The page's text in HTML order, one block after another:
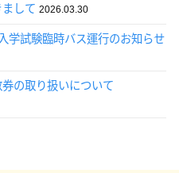
して 2026.03.30
学試験臨時バス運行のお知らせ
の取り扱いについて